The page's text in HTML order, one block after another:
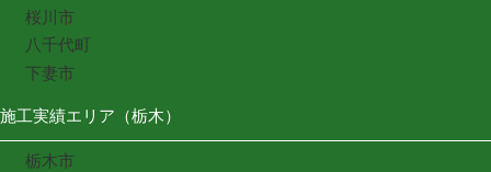
桜川市
八千代町
下妻市
施工実績エリア（栃木）
栃木市